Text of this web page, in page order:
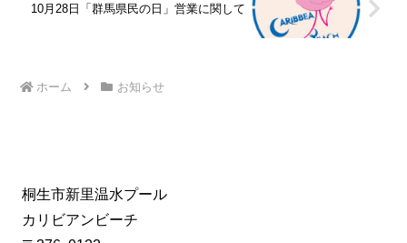
10月28日「群馬県民の日」営業に関して
ホーム お知らせ
桐生市新里温水プール
カリビアンビーチ